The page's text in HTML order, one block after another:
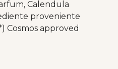
Calendula
proveniente
Cosmos approved